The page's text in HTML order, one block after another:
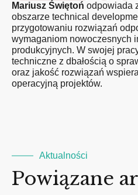
Mariusz Świętoń odpowiada
obszarze technical
przygotowaniu rozwiązań
wymaganiom nowoczesnych
produkcyjnych. W swojej
techniczne z dbałością o
oraz jakość rozwiązań
operacyjną projektów.
Aktualności
Powiązane